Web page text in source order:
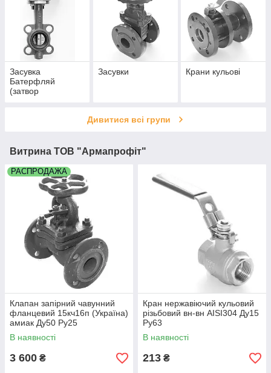
Засувка
Батерфляй
(затвор
Засувки Крани кульові
Дивитися всі групи
Витрина ТОВ "Армапрофіт"
РАСПРОДАЖА
Клапан запірний чавунний
фланцевий 15кч16п (Україна)
амиак Ду50 Ру25
В наявності
3 600 ₴
Кран нержавіючий кульовий
різьбовий вн-вн AISI304 Ду15
Ру63
В наявності
213 ₴